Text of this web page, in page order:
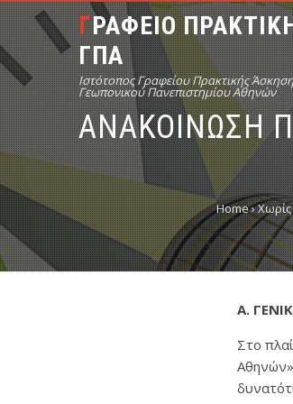
ΓΡΑΦΕΙΟ ΠΡΑΚΤΙΚΗΣ ΕΣΠΑ
ΓΠΑ
Ιστότοπος Γραφείου Πρακτικής
Γεωπονικού Πανεπιστημίου Αθηνών
ΑΝΑΚΟΙΝΩΣΗ
Home›Χωρίς
Α.
Στο